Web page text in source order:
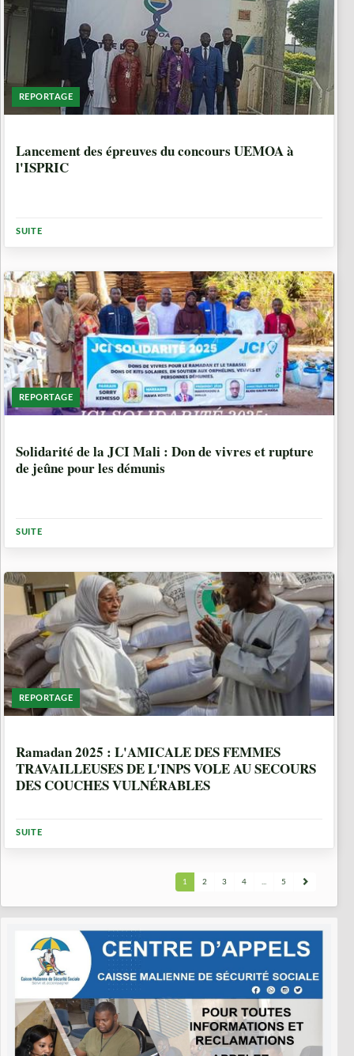
REPORTAGE
Lancement des épreuves du concours UEMOA à
l'ISPRIC
SUITE
REPORTAGE
Solidarité de la JCI Mali : Don de vivres et rupture
de jeûne pour les démunis
SUITE
REPORTAGE
Ramadan 2025 : L'AMICALE DES FEMMES
TRAVAILLEUSES DE L'INPS VOLE AU SECOURS
DES COUCHES VULNÉRABLES
SUITE
1 2 3 4 ... 5